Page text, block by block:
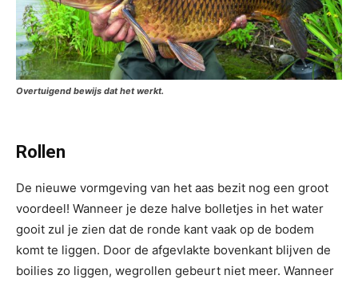
Overtuigend bewijs dat het werkt.
Rollen
De nieuwe vormgeving van het aas bezit nog een groot
voordeel! Wanneer je deze halve bolletjes in het water
gooit zul je zien dat de ronde kant vaak op de bodem
komt te liggen. Door de afgevlakte bovenkant blijven de
boilies zo liggen, wegrollen gebeurt niet meer. Wanneer